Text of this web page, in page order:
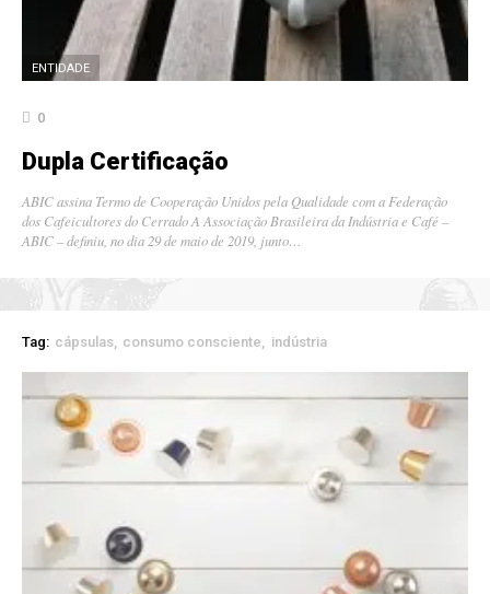
ENTIDADE
0
Dupla Certificação
ABIC assina Termo de Cooperação Unidos pela Qualidade com a Federação
dos Cafeicultores do Cerrado A Associação Brasileira da Indústria e Café –
ABIC – definiu, no dia 29 de maio de 2019, junto…
Tag: cápsulas consumo consciente indústria